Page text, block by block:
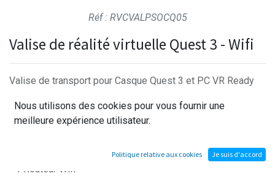
Réf : RVCVALPSOCQ05
Valise de réalité virtuelle Quest 3 - Wifi
Valise de transport pour Casque Quest 3 et PC VR Ready
- 1 PC portable VR Ready de dernière génération
- 1 Casque Quest 3 et son câble
- 1 Routeur Wifi
Nous utilisons des cookies pour vous fournir une
meilleure expérience utilisateur.
Politique relative aux cookies Je suis d'accord